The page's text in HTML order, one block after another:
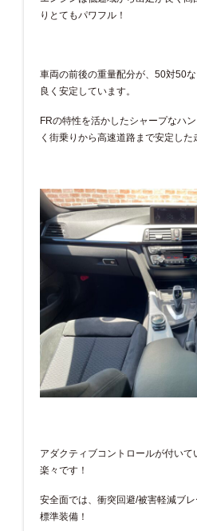
りとてもパワフル！
車両の前後の重量配分が、50対50
良く安定しています。
FRの特性を活かしたシャープなハ
く街乗りから高速道路まで安定し
アダクティブコントロールが付い
楽々です！
安全面では、衝突回避/被害軽減ブ
標準装備！